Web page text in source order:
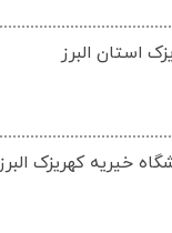
استان البرز
خیریه کهریزک البرز